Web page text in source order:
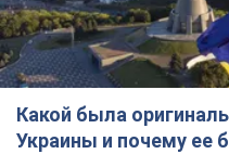
Какой была
Украины и почему ее